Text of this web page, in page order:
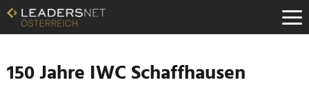
Zum
Inhalt
Zur
Navigation
Zur150 Jahre IWC Schaffhausen